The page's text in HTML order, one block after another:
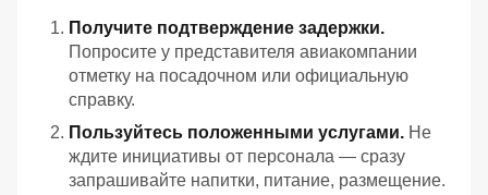
Получите подтверждение задержки.
Попросите у представителя авиакомпании
отметку на посадочном или официальную
справку.
Пользуйтесь положенными услугами. Не
ждите инициативы от персонала — сразу
запрашивайте напитки, питание, размещение.